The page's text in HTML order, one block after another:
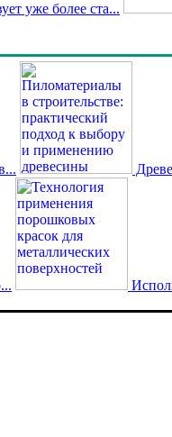
уже более ста...